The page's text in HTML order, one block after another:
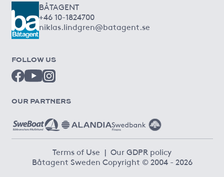
BÅTAGENT
+46 10-1824700
niklas.lindgren@batagent.se
FOLLOW US
OUR PARTNERS
Terms of Use | Our GDPR policy
Båtagent Sweden Copyright © 2004 - 2026